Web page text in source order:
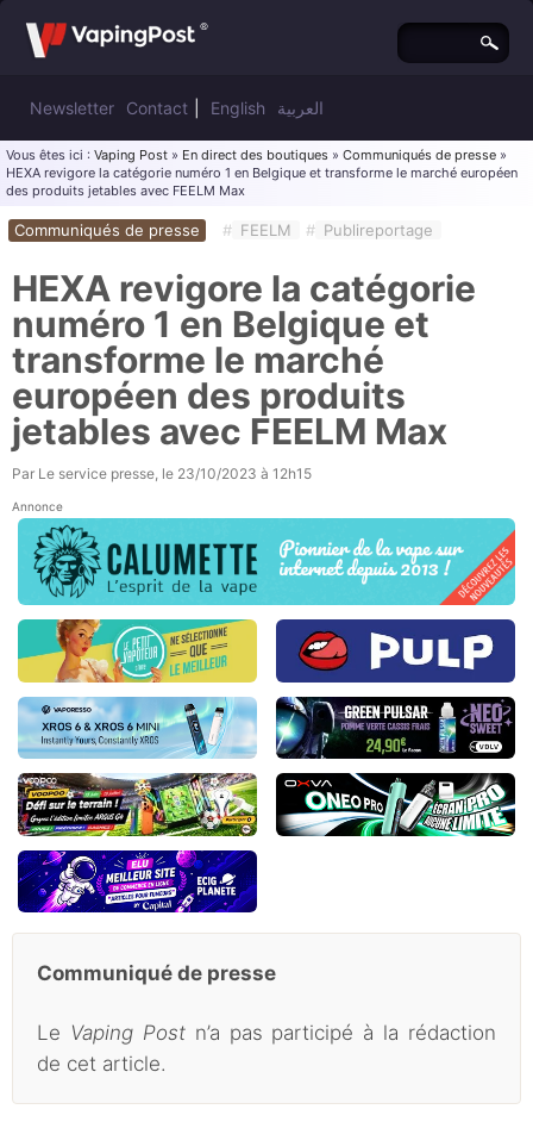
Newsletter Contact English العربية
Vous êtes ici : Vaping Post » En direct des boutiques » Communiqués de presse »
HEXA revigore la catégorie numéro 1 en Belgique et transforme le marché européen
des produits jetables avec FEELM Max
Communiqués de presse # FEELM # Publireportage
HEXA revigore la catégorie
numéro 1 en Belgique et
transforme le marché
européen des produits
jetables avec FEELM Max
Par Le service presse, le 23/10/2023 à 12h15
Annonce
Communiqué de presse
Le Vaping Postn’a pas participé à la rédaction
de cet article.